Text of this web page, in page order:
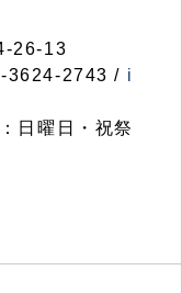
26-13
3624-2743 / i
日曜日・祝祭